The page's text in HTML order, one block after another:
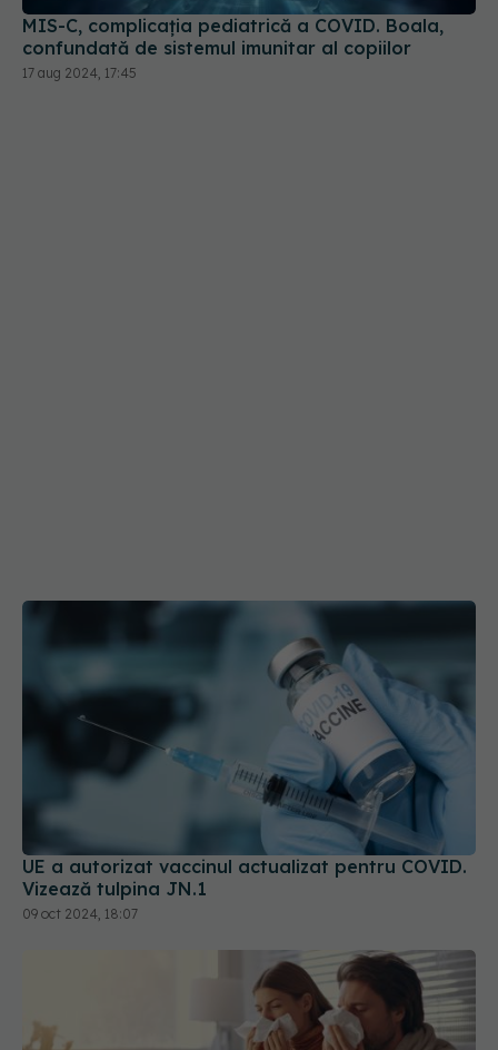
confundată de sistemul imunitar al copiilor
17 aug 2024, 17:45
UE a autorizat vaccinul actualizat pentru COVID.
Vizează tulpina JN.1
09 oct 2024, 18:07